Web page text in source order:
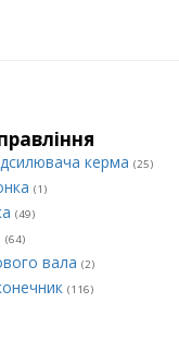
керма (25)
(1)
(49)
(64)
вала (2)
(116)